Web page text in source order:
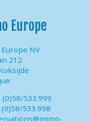
Europe
NV
212
(0)58/533.999
(0)58/533.998